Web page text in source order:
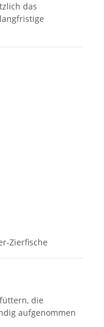
das
Zierfische
die
aufgenommen